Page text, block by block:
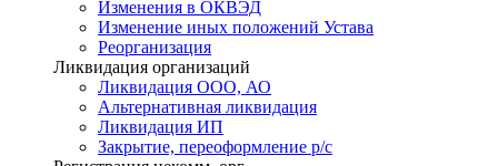
Изменения в ОКВЭД
Изменение иных положений Устава
Реорганизация
Ликвидация организаций
Ликвидация ООО, АО
Альтернативная ликвидация
Ликвидация ИП
Закрытие, переоформление р/с